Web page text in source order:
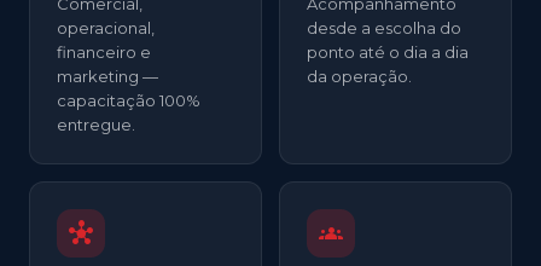
operacional,
financeiro e
marketing —
capacitação 100%
entregue.
desde a escolha do
ponto até o dia a dia
da operação.
hub groups